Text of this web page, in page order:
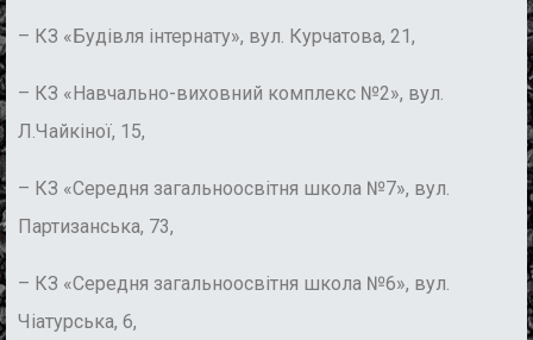
– КЗ «Будівля інтернату», вул. Курчатова, 21,
– КЗ «Навчально-виховний комплекс №2», вул.
Л.Чайкіної, 15,
– КЗ «Середня загальноосвітня школа №7», вул.
Партизанська, 73,
– КЗ «Середня загальноосвітня школа №6», вул.
Чіатурська, 6,